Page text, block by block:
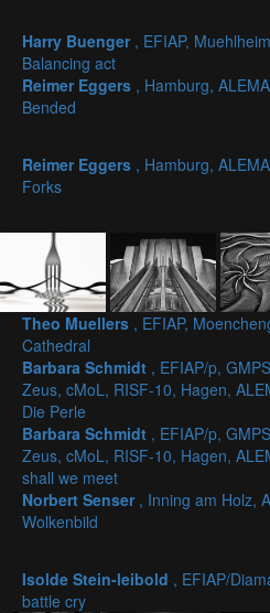
Harry Buenger , EFIAP,
Balancing act
Reimer Eggers , Hamburg,
Bended
Reimer Eggers , Hamburg,
Forks
Theo Muellers , EFIAP,
Cathedral
Barbara Schmidt , EFIAP/p,
Zeus, cMoL, RISF-10, Hagen,
Die Perle
Barbara Schmidt , EFIAP/p,
Zeus, cMoL, RISF-10, Hagen,
shall we meet
Norbert Senser , Inning am Holz,
Wolkenbild
Isolde Stein-leibold , EFIAP/
battle cry